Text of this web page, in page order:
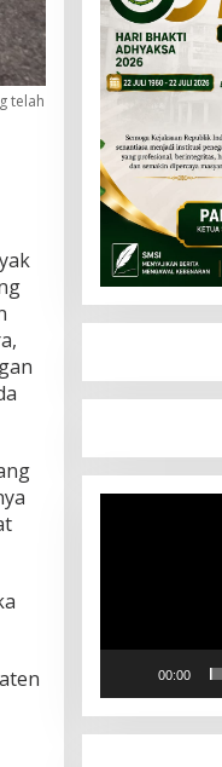
telah
00:00